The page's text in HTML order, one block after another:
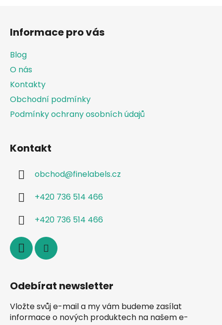
p
Informace pro vás
Blog
O nás
Kontakty
Obchodní podmínky
Podmínky ochrany osobních údajů
Kontakt
obchod@finelabels.cz
+420 736 514 466
+420 736 514 466
Odebírat newsletter
Vložte svůj e-mail a my vám budeme zasílat
informace o nových produktech na našem e-